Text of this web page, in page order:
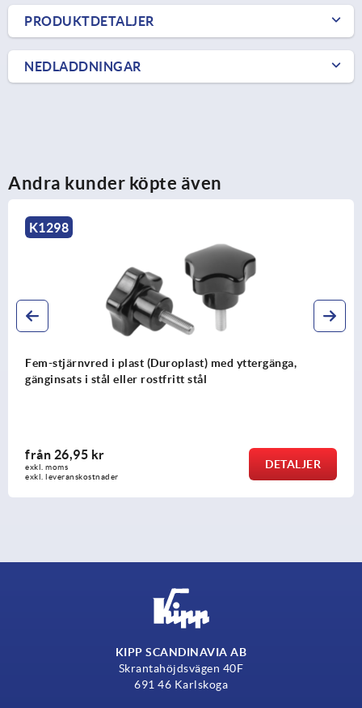
PRODUKTDETALJER
NEDLADDNINGAR
Andra kunder köpte även
K1298
Fem-stjärnvred i plast (Duroplast) med yttergänga,
gänginsats i stål eller rostfritt stål
från 26,95 kr
exkl. moms
exkl. leveranskostnader
DETALJER
KIPP SCANDINAVIA AB
Skrantahöjdsvägen 40F
691 46 Karlskoga